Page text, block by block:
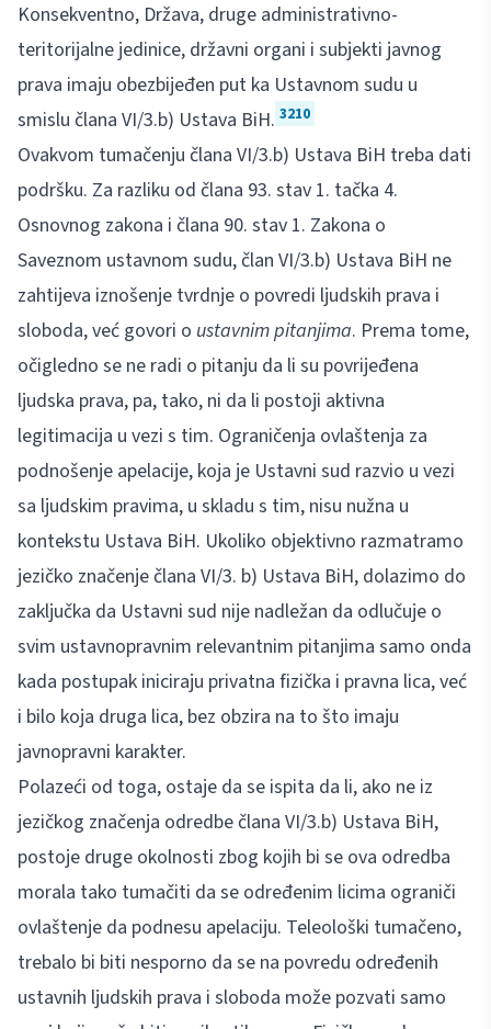
Konsekventno, Država, druge administrativno-
teritorijalne jedinice, državni organi i subjekti javnog
prava imaju obezbijeđen put ka Ustavnom sudu u
smislu člana VI/3.b) Ustava BiH. 3210
Ovakvom tumačenju člana VI/3.b) Ustava BiH treba dati
podršku. Za razliku od člana 93. stav 1. tačka 4.
Osnovnog zakona i člana 90. stav 1. Zakona o
Saveznom ustavnom sudu, član VI/3.b) Ustava BiH ne
zahtijeva iznošenje tvrdnje o povredi ljudskih prava i
sloboda, već govori o ustavnim pitanjima. Prema tome,
očigledno se ne radi o pitanju da li su povrijeđena
ljudska prava, pa, tako, ni da li postoji aktivna
legitimacija u vezi s tim. Ograničenja ovlaštenja za
podnošenje apelacije, koja je Ustavni sud razvio u vezi
sa ljudskim pravima, u skladu s tim, nisu nužna u
kontekstu Ustava BiH. Ukoliko objektivno razmatramo
jezičko značenje člana VI/3. b) Ustava BiH, dolazimo do
zaključka da Ustavni sud nije nadležan da odlučuje o
svim ustavnopravnim relevantnim pitanjima samo onda
kada postupak iniciraju privatna fizička i pravna lica, već
i bilo koja druga lica, bez obzira na to što imaju
javnopravni karakter.
Polazeći od toga, ostaje da se ispita da li, ako ne iz
jezičkog značenja odredbe člana VI/3.b) Ustava BiH,
postoje druge okolnosti zbog kojih bi se ova odredba
morala tako tumačiti da se određenim licima ograniči
ovlaštenje da podnesu apelaciju. Teleološki tumačeno,
trebalo bi biti nesporno da se na povredu određenih
ustavnih ljudskih prava i sloboda može pozvati samo